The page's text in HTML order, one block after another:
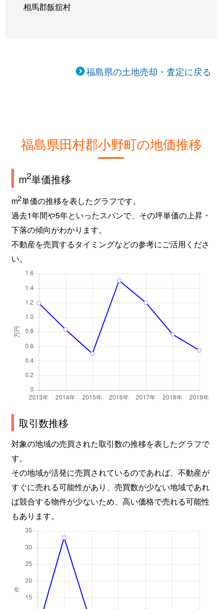
相馬郡飯舘村
福島県の土地売却・査定に戻る
福島県田村郡小野町の地価推移
m2単価推移
m2単価の推移を表したグラフです。
過去1年間や5年といったスパンで、その坪単価の上昇・
下落の傾向がわかります。
不動産を売買するタイミングなどの参考にご活用くださ
い。
取引数推移
対象の地域の売買された取引数の推移を表したグラフで
す。
その地域が活発に売買されているのであれば、不動産が
すぐに売れる可能性があり、売買数が少ない地域であれ
ば競合する物件が少ないため、高い価格で売れる可能性
もあります。